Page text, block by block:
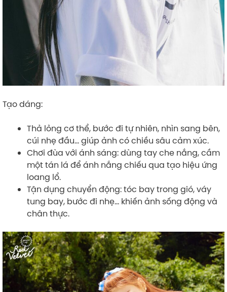
Tạo dáng:
Thả lỏng cơ thể, bước đi tự nhiên, nhìn sang bên,
cúi nhẹ đầu… giúp ảnh có chiều sâu cảm xúc.
Chơi đùa với ánh sáng: dùng tay che nắng, cầm
một tán lá để ánh nắng chiếu qua tạo hiệu ứng
loang lổ.
Tận dụng chuyển động: tóc bay trong gió, váy
tung bay, bước đi nhẹ… khiến ảnh sống động và
chân thực.